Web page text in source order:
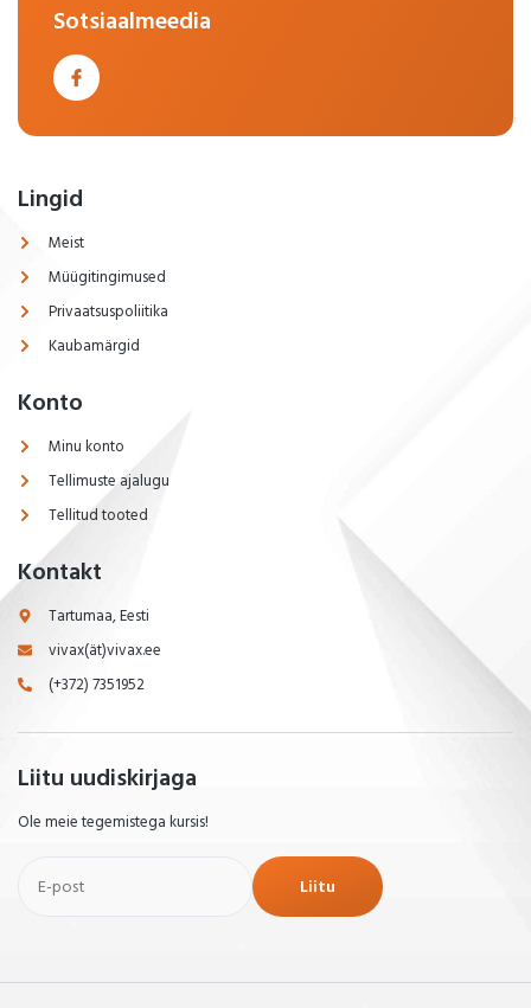
Sotsiaalmeedia
Lingid
Meist
Müügitingimused
Privaatsuspoliitika
Kaubamärgid
Konto
Minu konto
Tellimuste ajalugu
Tellitud tooted
Kontakt
Tartumaa, Eesti
vivax(ät)vivax.ee
(+372) 7351952
Liitu uudiskirjaga
Ole meie tegemistega kursis!
Liitu